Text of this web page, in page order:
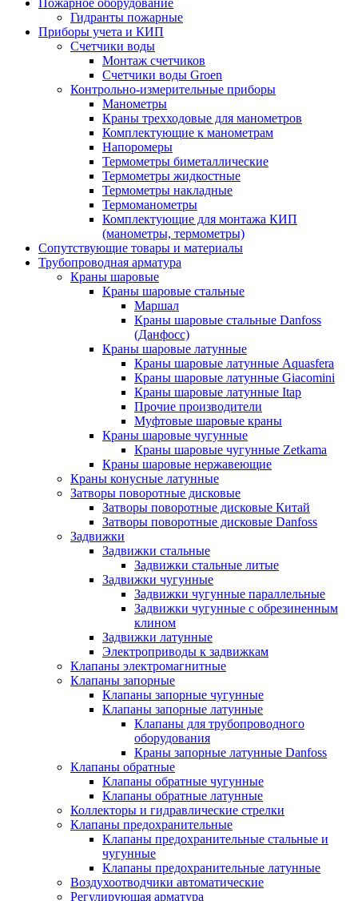
Пожарное оборудование
Гидранты пожарные
Приборы учета и КИП
Счетчики воды
Монтаж счетчиков
Счетчики воды Groen
Контрольно-измерительные приборы
Манометры
Краны трехходовые для манометров
Комплектующие к манометрам
Напоромеры
Термометры биметаллические
Термометры жидкостные
Термометры накладные
Термоманометры
Комплектующие для монтажа КИП
(манометры, термометры)
Сопутствующие товары и материалы
Трубопроводная арматура
Краны шаровые
Краны шаровые стальные
Маршал
Краны шаровые стальные Danfoss
(Данфосс)
Краны шаровые латунные
Краны шаровые латунные Aquasfera
Краны шаровые латунные Giacomini
Краны шаровые латунные Itap
Прочие производители
Муфтовые шаровые краны
Краны шаровые чугунные
Краны шаровые чугунные Zetkama
Краны шаровые нержавеющие
Краны конусные латунные
Затворы поворотные дисковые
Затворы поворотные дисковые Китай
Затворы поворотные дисковые Danfoss
Задвижки
Задвижки стальные
Задвижки стальные литые
Задвижки чугунные
Задвижки чугунные параллельные
Задвижки чугунные с обрезиненным
клином
Задвижки латунные
Электроприводы к задвижкам
Клапаны электромагнитные
Клапаны запорные
Клапаны запорные чугунные
Клапаны запорные латунные
Клапаны для трубопроводного
оборудования
Краны запорные латунные Danfoss
Клапаны обратные
Клапаны обратные чугунные
Клапаны обратные латунные
Коллекторы и гидравлические стрелки
Клапаны предохранительные
Клапаны предохранительные стальные и
чугунные
Клапаны предохранительные латунные
Воздухоотводчики автоматические
Регулирующая арматура